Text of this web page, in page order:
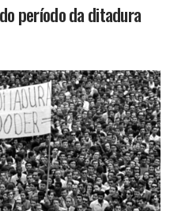
período da ditadura